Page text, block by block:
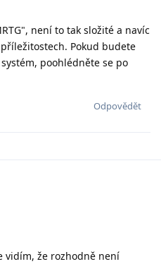
není to tak složité a navíc
Pokud budete
poohlédněte se po
Odpovědět
vidím, že rozhodně není